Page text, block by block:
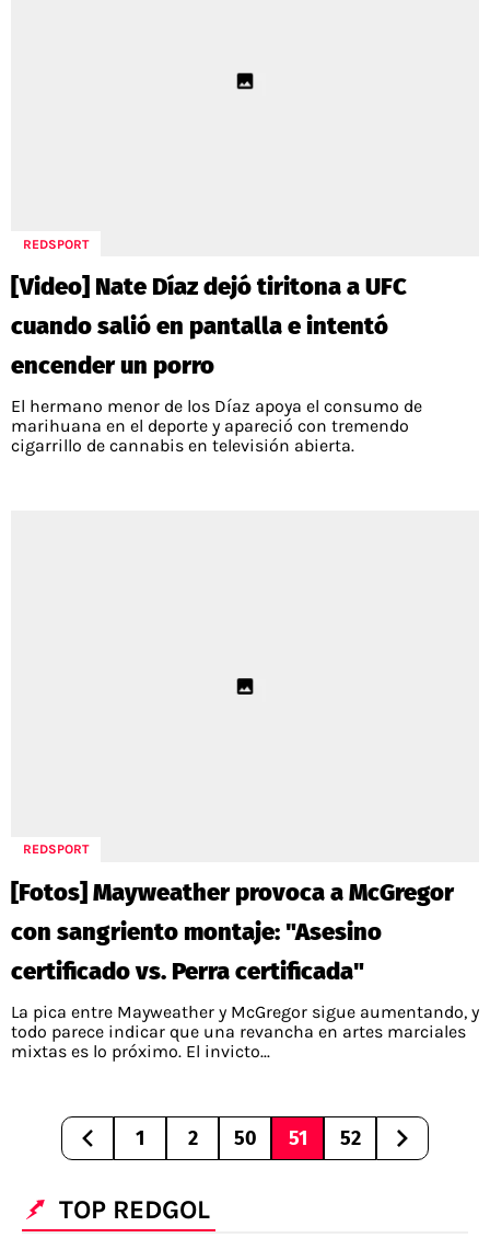
REDSPORT
[Video] Nate Díaz dejó tiritona a UFC
cuando salió en pantalla e intentó
encender un porro
El hermano menor de los Díaz apoya el consumo de
marihuana en el deporte y apareció con tremendo
cigarrillo de cannabis en televisión abierta.
REDSPORT
[Fotos] Mayweather provoca a McGregor
con sangriento montaje: "Asesino
certificado vs. Perra certificada"
La pica entre Mayweather y McGregor sigue aumentando, y
todo parece indicar que una revancha en artes marciales
mixtas es lo próximo. El invicto...
1 2 50 51 52
TOP REDGOL